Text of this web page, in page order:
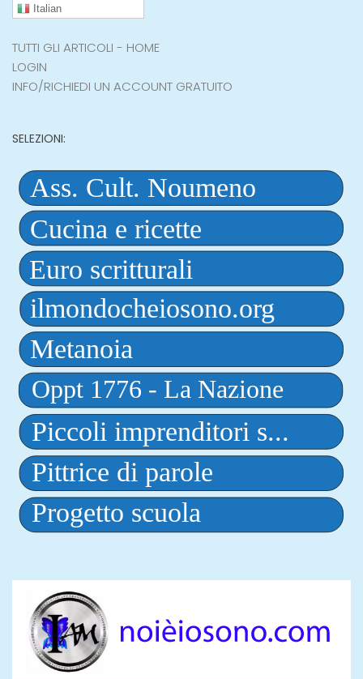
Italian
TUTTI GLI ARTICOLI - HOME
LOGIN
INFO/RICHIEDI UN ACCOUNT GRATUITO
SELEZIONI: